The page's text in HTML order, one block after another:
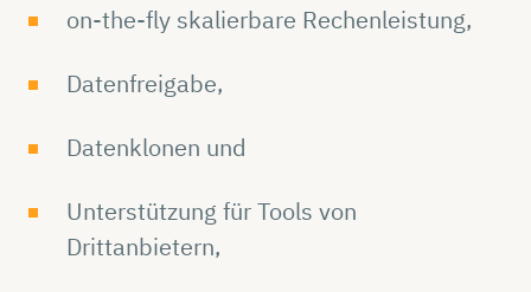
on-the-fly skalierbare Rechenleistung,
Datenfreigabe,
Datenklonen und
Unterstützung für Tools von
Drittanbietern,